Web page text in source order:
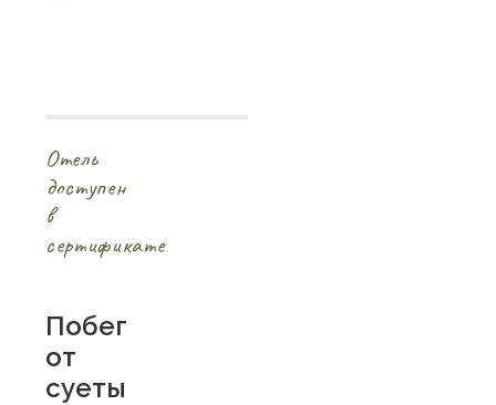
Отель
доступен
в
сертификате
Побег
от
суеты